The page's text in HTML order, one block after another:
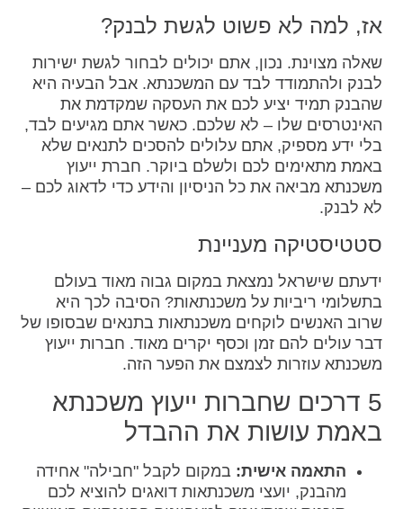
אז, למה לא פשוט לגשת לבנק?
שאלה מצוינת. נכון, אתם יכולים לבחור לגשת ישירות
לבנק ולהתמודד לבד עם המשכנתא. אבל הבעיה היא
שהבנק תמיד יציע לכם את העסקה שמקדמת את
האינטרסים שלו – לא שלכם. כאשר אתם מגיעים לבד,
בלי ידע מספיק, אתם עלולים להסכים לתנאים שלא
באמת מתאימים לכם ולשלם ביוקר. חברת ייעוץ
משכנתא מביאה את כל הניסיון והידע כדי לדאוג לכם –
לא לבנק.
סטטיסטיקה מעניינת
ידעתם שישראל נמצאת במקום גבוה מאוד בעולם
בתשלומי ריביות על משכנתאות? הסיבה לכך היא
שרוב האנשים לוקחים משכנתאות בתנאים שבסופו של
דבר עולים להם זמן וכסף יקרים מאוד. חברות ייעוץ
משכנתא עוזרות לצמצם את הפער הזה.
5 דרכים שחברות ייעוץ משכנתא
באמת עושות את ההבדל
התאמה אישית: במקום לקבל "חבילה" אחידה
מהבנק, יועצי משכנתאות דואגים להוציא לכם